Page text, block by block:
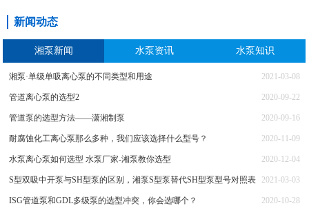
新闻动态
湘泵新闻 水泵资讯 水泵知识
湘泵·单级单吸离心泵的不同类型和用途 2021-03-08
管道离心泵的选型2 2020-09-22
管道泵的选型方法——潇湘制泵 2020-09-16
耐腐蚀化工离心泵那么多种，我们应该选择什么型号？ 2020-11-09
水泵离心泵如何选型 水泵厂家-湘泵教你选型 2020-12-04
S型双吸中开泵与SH型泵的区别，湘泵S型泵替代SH型泵型号对照表 2021-03-03
ISG管道泵和GDL多级泵的选型冲突，你会选哪个？ 2020-10-28